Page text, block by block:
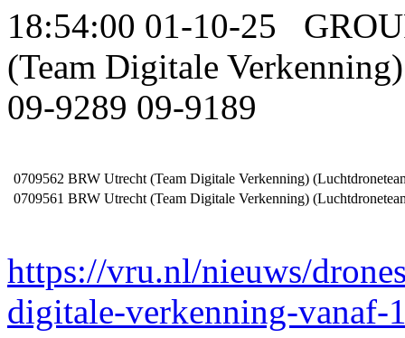
18:54:00 01-10-25
(Team Digitale
09-9289 09-9189
0709562 BRW Utrecht (Team Digitale Verkenning)
0709561 BRW Utrecht (Team Digitale Verkenning)
https://vru.nl/nieuws/
digitale-verkenning-vanaf-